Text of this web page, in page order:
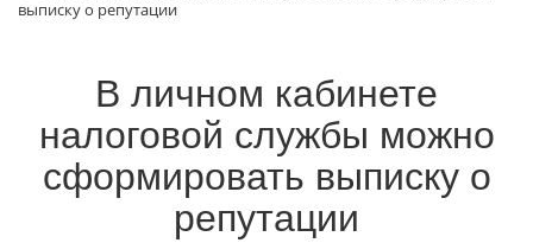
выписку о репутации
В личном кабинете
налоговой службы можно
сформировать выписку о
репутации